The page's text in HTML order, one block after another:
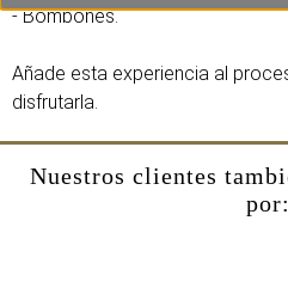
- Bombones.
Añade esta experiencia al
disfrutarla.
Nuestros clientes
por: